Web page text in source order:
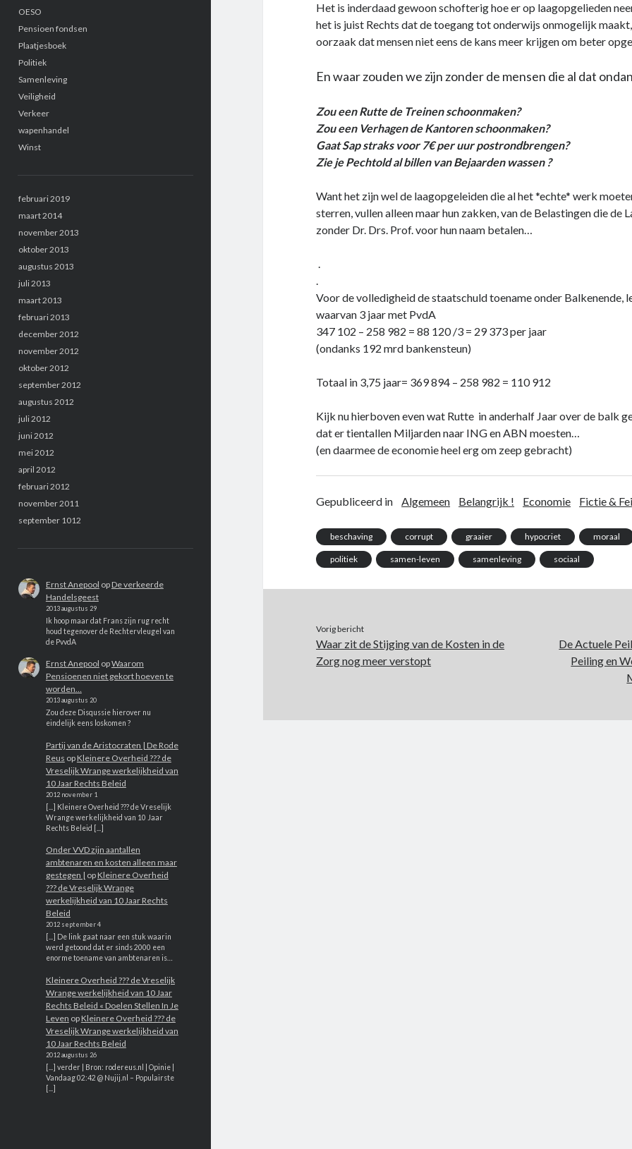
OESO
Pensioen fondsen
Plaatjesboek
Politiek
Samenleving
Veiligheid
Verkeer
wapenhandel
Winst
februari 2019
maart 2014
november 2013
oktober 2013
augustus 2013
juli 2013
maart 2013
februari 2013
december 2012
november 2012
oktober 2012
september 2012
augustus 2012
juli 2012
juni 2012
mei 2012
april 2012
februari 2012
november 2011
september 1012
Ernst Anepool op De verkeerde
Handelsgeest
2013 augustus 29
Ik hoop maar dat Frans zijn rug recht
houd tegenover de Rechtervleugel van
de PvvdA
Ernst Anepool opWaarom
Pensioenen niet gekort hoeven te
worden…
2013 augustus 20
Zou deze Disqussie hierover nu
eindelijk eens loskomen ?
Partij van de Aristocraten | De Rode
Reus op Kleinere Overheid ??? de
Vreselijk Wrange werkelijkheid van
10 Jaar Rechts Beleid
2012 november 1
[...] Kleinere Overheid ??? de Vreselijk
Wrange werkelijkheid van 10 Jaar
Rechts Beleid [...]
Onder VVD zijn aantallen
ambtenaren en kosten alleen maar
gestegen | op Kleinere Overheid
??? de Vreselijk Wrange
werkelijkheid van 10 Jaar Rechts
Beleid
2012 september 4
[...] De link gaat naar een stuk waarin
werd getoond dat er sinds 2000 een
enorme toename van ambtenaren is…
Kleinere Overheid ??? de Vreselijk
Wrange werkelijkheid van 10 Jaar
Rechts Beleid « Doelen Stellen In Je
Leven op Kleinere Overheid ??? de
Vreselijk Wrange werkelijkheid van
10 Jaar Rechts Beleid
2012 augustus 26
[...] verder | Bron: rodereus.nl | Opinie |
Vandaag 02:42 @ Nujij.nl – Populairste
[...]
Het is inderdaad gewoon schofterig hoe er op laagopgelieden
het is juist Rechts dat de toegang tot onderwijs onmogelijk
oorzaak dat mensen niet eens de kans meer krijgen om beter
En waar zouden we zijn zonder de mensen die al dat
Zou een Rutte de Treinen schoonmaken?
Zou een Verhagen de Kantoren schoonmaken?
Gaat Sap straks voor 7€ per uur postrondbrengen?
Zie je Pechtold al billen van Bejaarden wassen ?
Want het zijn wel de laagopgeleiden die al het *echte* werk
sterren, vullen alleen maar hun zakken, van de Belastingen die de
zonder Dr. Drs. Prof. voor hun naam betalen…
.
.
Voor de volledigheid de staatschuld toename onder Balkenende,
waarvan 3 jaar met PvdA
347 102 – 258 982 = 88 120 /3 = 29 373 per jaar
(ondanks 192 mrd bankensteun)
Totaal in 3,75 jaar= 369 894 – 258 982 = 110 912
Kijk nu hierboven even wat Rutte in anderhalf Jaar over de balk
dat er tientallen Miljarden naar ING en ABN moesten…
(en daarmee de economie heel erg om zeep gebracht)
Gepubliceerd in Algemeen Belangrijk ! Economie Fictie &
beschaving corrupt graaier hypocriet moraal
politiek samen-leven samenleving sociaal
Vorig bericht
Waar zit de Stijging van de Kosten in de
Zorg nog meer verstopt
De Actuele
Peiling en